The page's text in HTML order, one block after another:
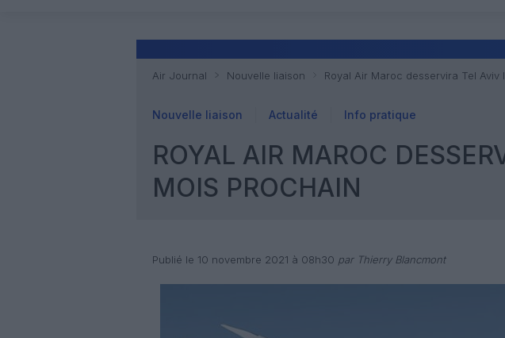
Air Journal Nouvelle liaison Royal Air Maroc desservira Tel Aviv
Nouvelle liaison Actualité Info pratique
ROYAL AIR MAROC
MOIS PROCHAIN
Publié le 10 novembre 2021 à 08h30 par Thierry Blancmont